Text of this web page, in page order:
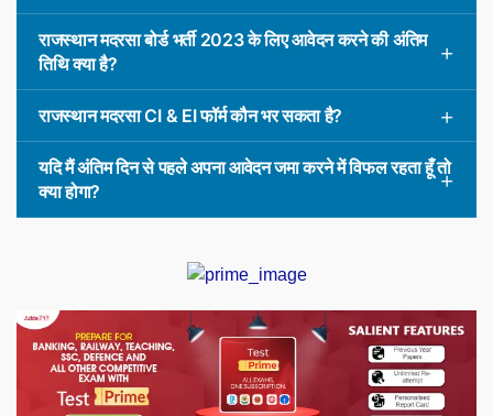
राजस्थान मदरसा बोर्ड भर्ती 2023 के लिए आवेदन करने की अंतिम
तिथि क्या है?
राजस्थान मदरसा CI & EI फॉर्म कौन भर सकता है?
यदि मैं अंतिम दिन से पहले अपना आवेदन जमा करने में विफल रहता हूँ तो
क्या होगा?